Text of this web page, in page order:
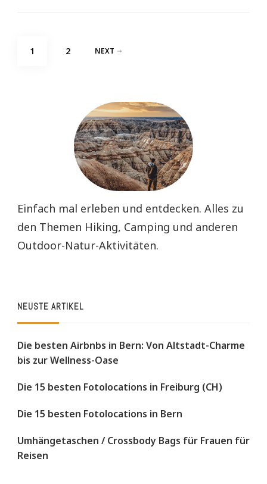
Seitennummerierung
PAGE
1 PAGE
2 NEXT
Einfach mal erleben und entdecken. Alles zu
den Themen Hiking, Camping und anderen
Outdoor-Natur-Aktivitäten.
NEUSTE ARTIKEL
Die besten Airbnbs in Bern: Von Altstadt-Charme
bis zur Wellness-Oase
Die 15 besten Fotolocations in Freiburg (CH)
Die 15 besten Fotolocations in Bern
Umhängetaschen / Crossbody Bags für Frauen für
Reisen